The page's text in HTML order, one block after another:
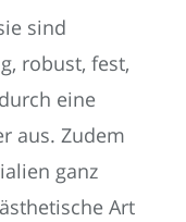
sind
robust, fest,
eine
aus. Zudem
ganz
Art